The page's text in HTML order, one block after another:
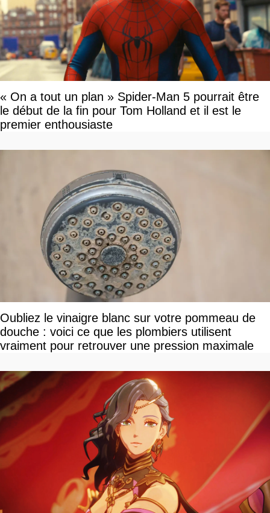
« On a tout un plan » Spider-Man 5 pourrait être
le début de la fin pour Tom Holland et il est le
premier enthousiaste
Oubliez le vinaigre blanc sur votre pommeau de
douche : voici ce que les plombiers utilisent
vraiment pour retrouver une pression maximale